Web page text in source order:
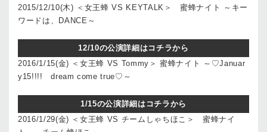
2015/12/10(木) ＜女王蜂 VS KEYTALK＞ 蜜蜂ナイト ～キー
ワードは、DANCE～
12/10の公演詳細はコチラから
2016/1/15(金) ＜女王蜂 VS Tommy＞ 蜜蜂ナイト ～♡Januar
y15!!!! dream come true♡～
1/15の公演詳細はコチラから
2016/1/29(金) ＜女王蜂 VS チームしゃちほこ＞ 蜜蜂ナイ